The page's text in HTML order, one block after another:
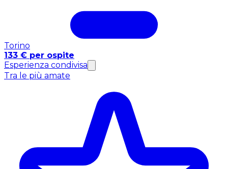
Torino
133 € per ospite
Esperienza condivisa
Tra le più amate